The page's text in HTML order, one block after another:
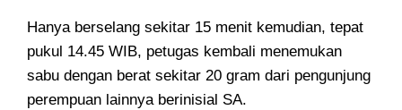
Hanya berselang sekitar 15 menit kemudian, tepat
pukul 14.45 WIB, petugas kembali menemukan
sabu dengan berat sekitar 20 gram dari pengunjung
perempuan lainnya berinisial SA.